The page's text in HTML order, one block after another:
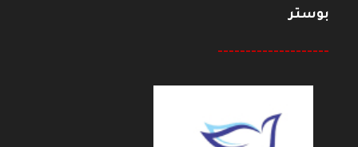
بوستر
--------------------